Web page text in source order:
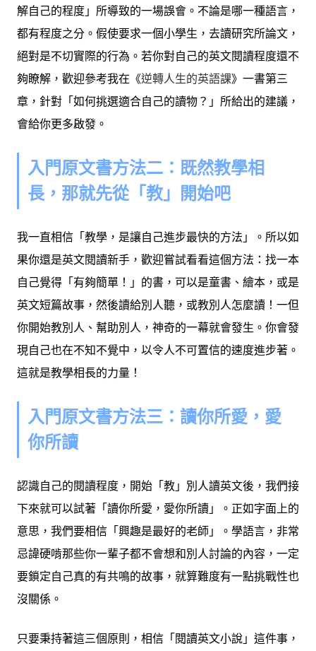
解自己的程度」所導致的一場誤會。不論是哪一種語言，
都有程度之分。假使要求一個小學生，去讀研究所論文，
絕對是不切實際的行為。若你對自己的英文閱讀程度還不
夠瞭解，歡迎參考我在《逆轉人生的英語課》一書第三
章，針對「如何挑選適合自己的讀物？」所給出的建議，
會給你更多啟發。
入門原文書方法二：既然教學相
長，那就先從「教」開始吧
我一直相信「教學，是讓自己進步最快的方法」。所以如
果你還是英文閱讀新手，歡迎嘗試看看這個方法：找一本
自己覺得「有夠簡單！」的書，可以是童書、繪本，或是
英文短篇故事，然後讀給別人聽，或教別人怎麼讀！ 一但
你開始教別人、幫助別人，神奇的一幕就會發生 。你會發
現自己也在不知不覺中，以令人不可置信的速度進步著。
這就是教學相長的力量！
入門原文書方法三： 讀你所愛，愛
你所讀
認識自己的閱讀程度，開始「教」別人讀英文後，我們接
下來就可以試著「讀你所愛，愛你所讀」。正如字面上的
意思，我們要相信「興趣是最好的老師」。 學語言，非常
忌諱硬啃那些你一輩子都不會想和別人討論的內容， 一定
要鎖定自己真的有共鳴的故事，就算難度有一點挑戰性也
沒關係 。
只要秉持著這三個原則，相信「閱讀英文小說」這件事，